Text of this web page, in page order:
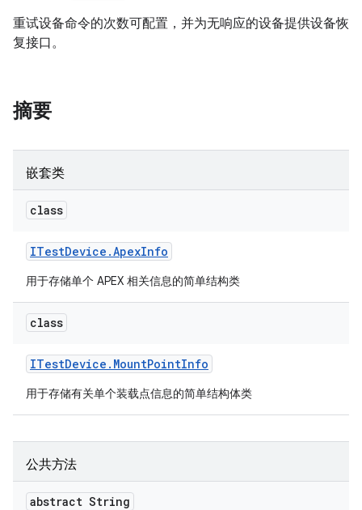
重试设备命令的次数可配置，并为无响应的设备提供设备恢
复接口。
摘要
嵌套类
class
ITestDevice .ApexInfo
用于存储单个 APEX 相关信息的简单结构类
class
ITestDevice . MountPointInfo
用于存储有关单个装载点信息的简单结构体类
公共方法
abstract String